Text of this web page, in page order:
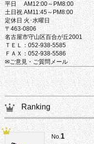
平日 AM12:00～PM8:00
土日祝 AM11:45～PM8:00
定休日 火･水曜日
〒463-0806
名古屋市守山区百合が丘2001
ＴＥＬ：052-938-5585
ＦＡＸ：052-938-5586
✉ご意見・ご質問メール
Ranking
No. 1